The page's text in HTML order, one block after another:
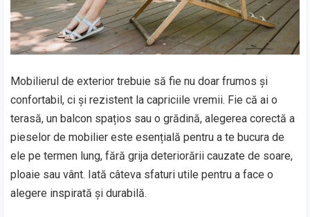
Mobilierul de exterior trebuie să fie nu doar frumos și
confortabil, ci și rezistent la capriciile vremii. Fie că ai o
terasă, un balcon spațios sau o grădină, alegerea corectă a
pieselor de mobilier este esențială pentru a te bucura de
ele pe termen lung, fără grija deteriorării cauzate de soare,
ploaie sau vânt. Iată câteva sfaturi utile pentru a face o
alegere inspirată și durabilă.